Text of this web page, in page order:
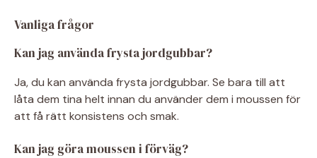
Vanliga frågor
Kan jag använda frysta jordgubbar?
Ja, du kan använda frysta jordgubbar. Se bara till att
låta dem tina helt innan du använder dem i moussen för
att få rätt konsistens och smak.
Kan jag göra moussen i förväg?